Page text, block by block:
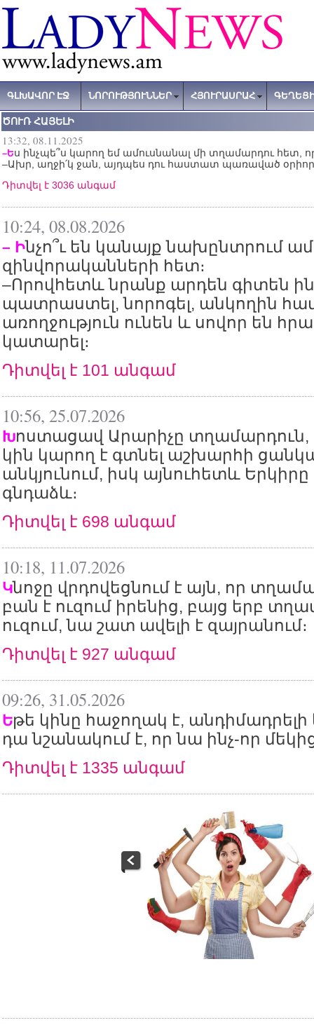
ԳԼԽԱՎՈՐ ԷՋ ՆՈՐՈՒԹՅՈՒՆՆԵՐ ՀՅՈՒՐԱՍՐԱՀ
ԾՈՒՌ ՀԱՅԵԼԻ
13:32, 08.11.2025
–Ես ինչպե՞ս կարող եմ ամուսնանալ մի տղամարդու հետ,
–Ախր, աղջի՛կ ջան, այդպես դու հաստատ պառաված
Դիտվել է 3036 անգամ
10:24, 08.08.2026
– Ինչո՞ւ են կանայք նախընտրում
զինվորականների հետ։
–Որովհետև նրանք արդեն գիտեն
պատրաստել, նորոգել, անկողին
առողջություն ունեն և սովոր են
կատարել։
Դիտվել է 101 անգամ
10:56, 25.07.2026
Խոստացավ Արարիչը տղամարդուն,
կին կարող է գտնել աշխարհի
անկյունում, իսկ այնուհետև
գնդաձև։
Դիտվել է 698 անգամ
10:18, 11.07.2026
Կնոջը վրդովեցնում է այն, որ
բան է ուզում իրենից, բայց երբ
ուզում, նա շատ ավելի է զայրանում։
Դիտվել է 927 անգամ
09:26, 31.05.2026
Եթե կինը հաջողակ է, անդիմադրելի
դա նշանակում է, որ նա ինչ-որ մեկից
Դիտվել է 1335 անգամ